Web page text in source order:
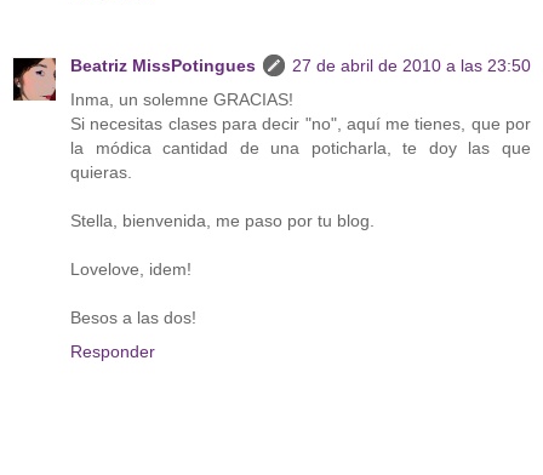
Beatriz MissPotingues
27 de abril de 2010 a las 23:50
Inma, un solemne GRACIAS!
Si necesitas clases para decir "no", aquí me tienes, que por
la módica cantidad de una poticharla, te doy las que
quieras.
Stella, bienvenida, me paso por tu blog.
Lovelove, idem!
Besos a las dos!
Responder